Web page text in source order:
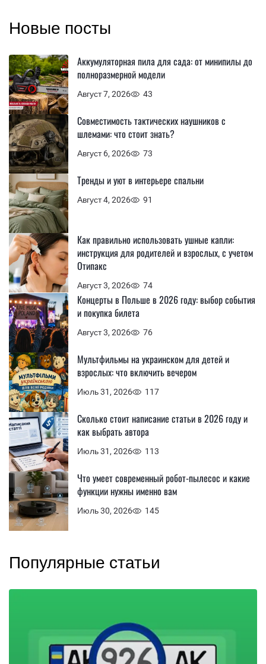
Новые посты
Август 7, 2026 43
Аккумуляторная пила для сада: от минипилы до
полноразмерной модели
Август 6, 2026 73
Совместимость тактических наушников с
шлемами: что стоит знать?
Август 4, 2026 91
Тренды и уют в интерьере спальни
Август 3, 2026 74
Как правильно использовать ушные капли:
инструкция для родителей и взрослых, с учетом
Отипакс
Август 3, 2026 76
Концерты в Польше в 2026 году: выбор события
и покупка билета
Июль 31, 2026 117
Мультфильмы на украинском для детей и
взрослых: что включить вечером
Июль 31, 2026 113
Сколько стоит написание статьи в 2026 году и
как выбрать автора
Июль 30, 2026 145
Что умеет современный робот-пылесос и какие
функции нужны именно вам
Популярные статьи